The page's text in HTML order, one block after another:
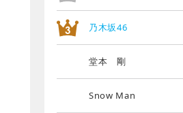
乃木坂46
堂本 剛
Snow Man